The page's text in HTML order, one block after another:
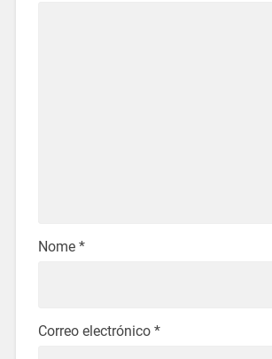
Nome *
Correo electrónico *